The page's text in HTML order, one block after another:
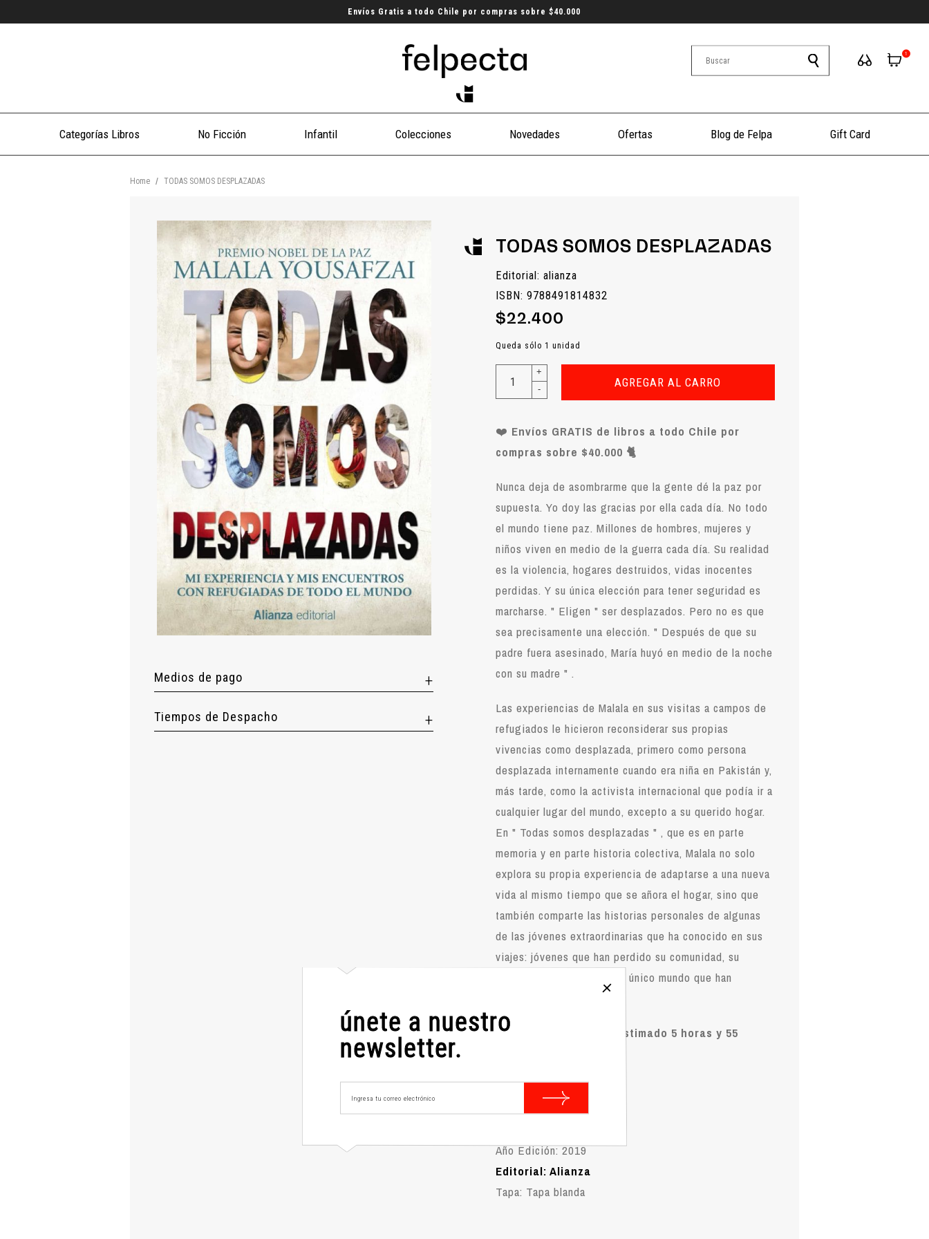
Envíos Gratis a todo Chile por compras sobre $40.000
1
Categorías Libros No Ficción Infantil Colecciones Novedades Ofertas Blog de Felpa Gift Card
Home / TODAS SOMOS DESPLAZADAS
Medios de pago
Tiempos de Despacho
TODAS SOMOS DESPLAZADAS
Editorial: alianza
ISBN: 9788491814832
$22.400
Queda sólo 1 unidad
+
-
AGREGAR AL CARRO
❤️ Envíos GRATIS de libros a todo Chile por
compras sobre $40.000 🐈
Nunca deja de asombrarme que la gente dé la paz por
supuesta. Yo doy las gracias por ella cada día. No todo
el mundo tiene paz. Millones de hombres, mujeres y
niños viven en medio de la guerra cada día. Su realidad
es la violencia, hogares destruidos, vidas inocentes
perdidas. Y su única elección para tener seguridad es
marcharse. " Eligen " ser desplazados. Pero no es que
sea precisamente una elección. " Después de que su
padre fuera asesinado, María huyó en medio de la noche
con su madre " .
Las experiencias de Malala en sus visitas a campos de
refugiados le hicieron reconsiderar sus propias
vivencias como desplazada, primero como persona
desplazada internamente cuando era niña en Pakistán y,
más tarde, como la activista internacional que podía ir a
cualquier lugar del mundo, excepto a su querido hogar.
En " Todas somos desplazadas " , que es en parte
memoria y en parte historia colectiva, Malala no solo
explora su propia experiencia de adaptarse a una nueva
vida al mismo tiempo que se añora el hogar, sino que
también comparte las historias personales de algunas
de las jóvenes extraordinarias que ha conocido en sus
viajes: jóvenes que han perdido su comunidad, su
familia y con frecuencia el único mundo que han
🤓 Tiempo de lectura estimado 5 horas y 55
Características técnicas:
Nº Páginas: 240
Año Edición: 2019
Editorial: Alianza
Tapa: Tapa blanda
+
únete a nuestro
newsletter.